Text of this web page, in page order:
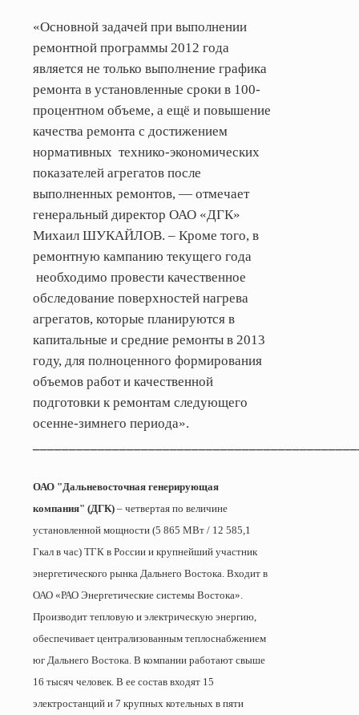
«Основной задачей при выполнении
ремонтной программы 2012 года
является не только выполнение графика
ремонта в установленные сроки в 100-
процентном объеме, а ещё и повышение
качества ремонта с достижением
нормативных технико-экономических
показателей агрегатов после
выполненных ремонтов, — отмечает
генеральный директор ОАО «ДГК»
Михаил ШУКАЙЛОВ. – Кроме того, в
ремонтную кампанию текущего года
необходимо провести качественное
обследование поверхностей нагрева
агрегатов, которые планируются в
капитальные и средние ремонты в 2013
году, для полноценного формирования
объемов работ и качественной
подготовки к ремонтам следующего
осенне-зимнего периода».
ОАО "Дальневосточная генерирующая
компания" (ДГК) – четвертая по величине
установленной мощности (5 865 МВт / 12 585,1
Гкал в час) ТГК в России и крупнейший участник
энергетического рынка Дальнего Востока. Входит в
ОАО «РАО Энергетические системы Востока».
Производит тепловую и электрическую энергию,
обеспечивает централизованным теплоснабжением
юг Дальнего Востока. В компании работают свыше
16 тысяч человек. В ее состав входят 15
электростанций и 7 крупных котельных в пяти